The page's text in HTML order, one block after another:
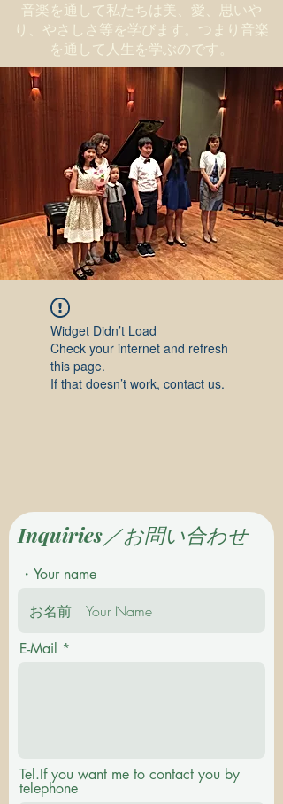
音楽を通して私たちは美、愛、思いや
り、やさしさ等を学びます。つまり音楽
を通して人生を学ぶのです。
Widget Didn’t Load
Check your internet and refresh
this page.
If that doesn’t work, contact us.
Inquiries／お問い合わせ
・Your name
E-Mail
Tel.If you want me to contact you by
telephone